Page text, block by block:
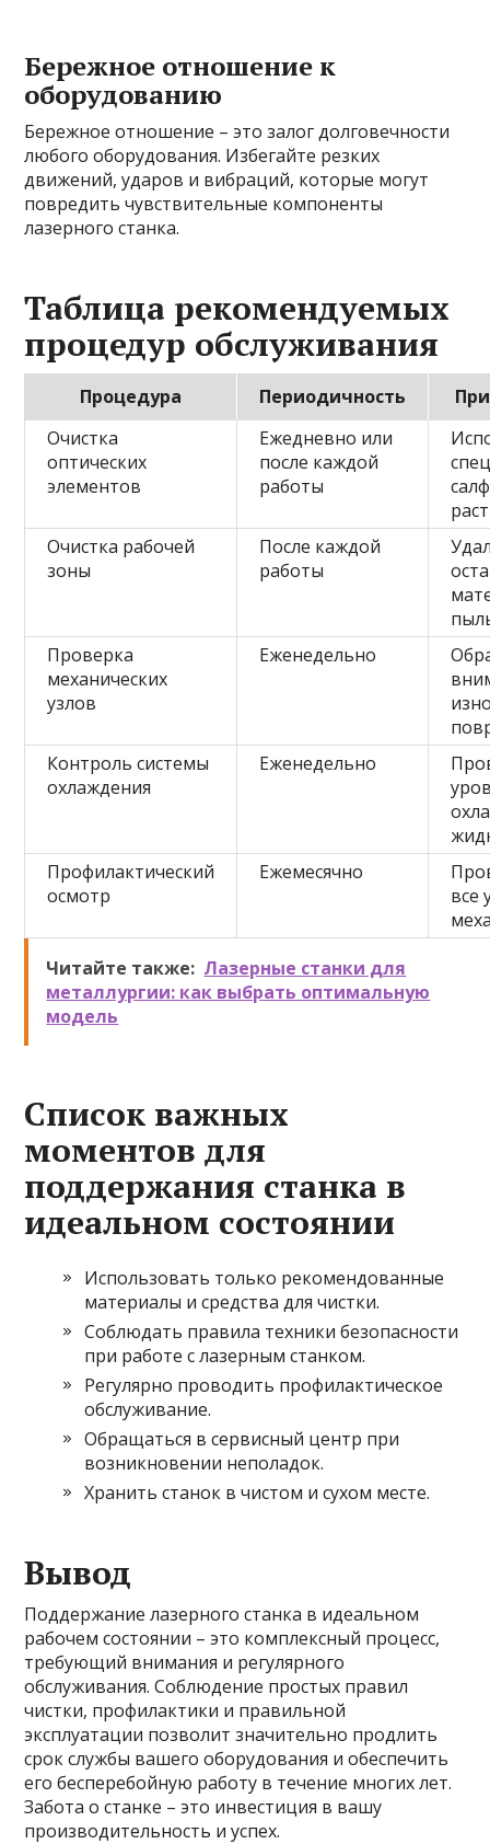
Бережное отношение к
оборудованию
Бережное отношение – это залог долговечности
любого оборудования. Избегайте резких
движений, ударов и вибраций, которые могут
повредить чувствительные компоненты
лазерного станка.
Таблица рекомендуемых
процедур обслуживания
Процедура Периодичность
Очистка
оптических
элементов
Ежедневно или
после каждой
работы
Очистка рабочей
зоны
После каждой
работы
Проверка
механических
узлов
Еженедельно
Контроль системы
охлаждения
Еженедельно
Профилактический
осмотр
Ежемесячно
все
Читайте также: Лазерные станки для
металлургии: как выбрать оптимальную
модель
Список важных
моментов для
поддержания станка в
идеальном состоянии
Использовать только рекомендованные
материалы и средства для чистки.
Соблюдать правила техники безопасности
при работе с лазерным станком.
Регулярно проводить профилактическое
обслуживание.
Обращаться в сервисный центр при
возникновении неполадок.
Хранить станок в чистом и сухом месте.
Вывод
Поддержание лазерного станка в идеальном
рабочем состоянии – это комплексный процесс,
требующий внимания и регулярного
обслуживания. Соблюдение простых правил
чистки, профилактики и правильной
эксплуатации позволит значительно продлить
срок службы вашего оборудования и обеспечить
его бесперебойную работу в течение многих лет.
Забота о станке – это инвестиция в вашу
производительность и успех.